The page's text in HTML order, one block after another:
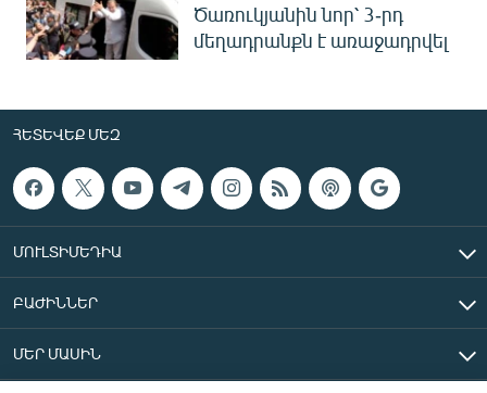
Ծառուկյանին նոր՝ 3-րդ
մեղադրանքն է առաջադրվել
ՀԵՏԵՎԵՔ ՄԵԶ
ՄՈՒԼՏԻՄԵԴԻԱ
ԲԱԺԻՆՆԵՐ
ՄԵՐ ՄԱՍԻՆ